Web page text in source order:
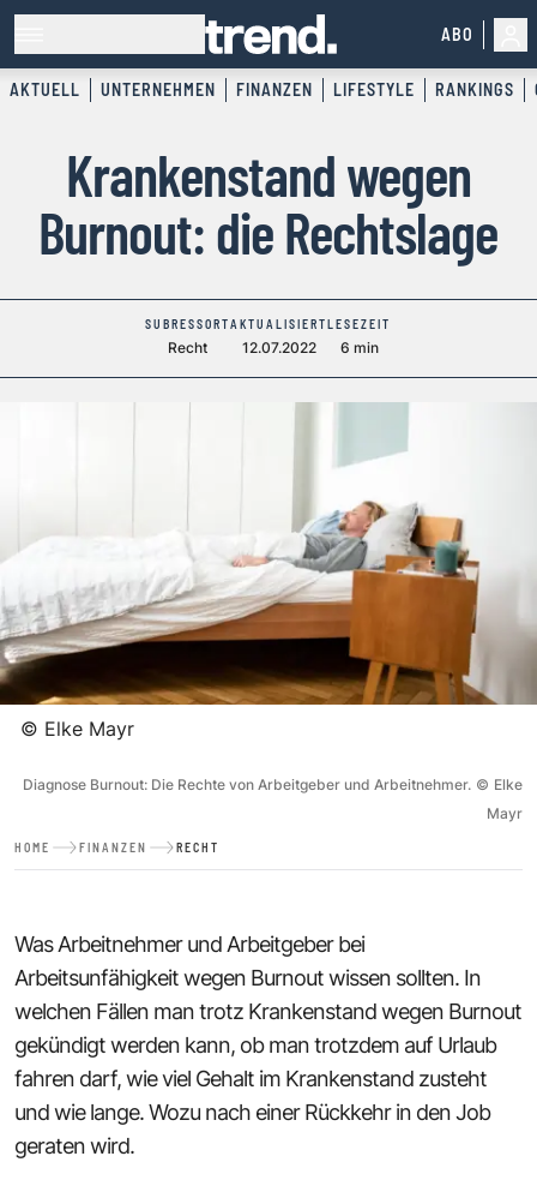
ABO
AKTUELL UNTERNEHMEN FINANZEN LIFESTYLE RANKINGS
Krankenstand wegen
Burnout: die Rechtslage
SUBRESSORT
Recht
AKTUALISIERT
12.07.2022
LESEZEIT
6 min
© Elke Mayr
Diagnose Burnout: Die Rechte von Arbeitgeber und Arbeitnehmer. © Elke
Mayr
HOME FINANZEN RECHT
Was Arbeitnehmer und Arbeitgeber bei
Arbeitsunfähigkeit wegen Burnout wissen sollten. In
welchen Fällen man trotz Krankenstand wegen Burnout
gekündigt werden kann, ob man trotzdem auf Urlaub
fahren darf, wie viel Gehalt im Krankenstand zusteht
und wie lange. Wozu nach einer Rückkehr in den Job
geraten wird.